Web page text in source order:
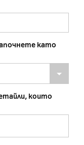
като
които